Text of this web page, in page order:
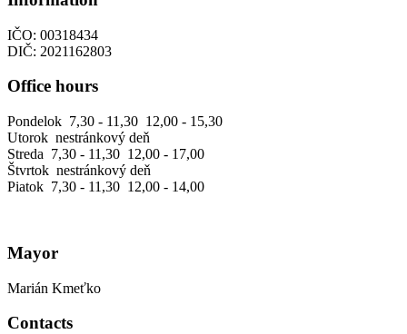
IČO: 00318434
DIČ: 2021162803
Office hours
Pondelok 7,30 - 11,30 12,00 - 15,30
Utorok nestránkový deň
Streda 7,30 - 11,30 12,00 - 17,00
Štvrtok nestránkový deň
Piatok 7,30 - 11,30 12,00 - 14,00
Mayor
Marián Kmeťko
Contacts